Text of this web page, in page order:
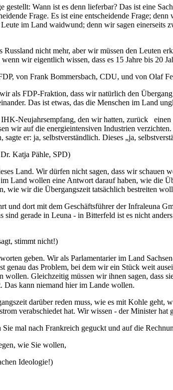
gestellt: Wann ist es denn lieferbar? Das ist eine
Frage. Es ist eine entscheidende Frage;
im Land waidwund; denn wir sagen
Russland nicht mehr, aber wir müssen den Leuten
wir eigentlich wissen, dass es 15 Jahre bis 20
von Frank Bommersbach, CDU, und von Olaf
als FDP-Fraktion, dass wir natürlich den
Das ist etwas, das die Menschen im Land
Neujahrsempfang, den wir hatten, zurück einen
wir auf die energieintensiven Industrien
er: ja, selbstverständlich. Dieses „ja,
Katja Pähle, SPD)
Land. Wir dürfen nicht sagen, dass wir
Land wollen eine Antwort darauf haben, wie die
wie wir die Übergangszeit tatsächlich bestreiten
und dort mit dem Geschäftsführer der Infraleuna
sind gerade in Leuna - in Bitterfeld ist es nicht
stimmt nicht!)
geben. Wir als Parlamentarier im Land
genau das Problem, bei dem wir ein Stück weit
Gleichzeitig müssen wir ihnen sagen, dass
Das kann niemand hier im Lande wollen.
darüber reden muss, wie es mit Kohle
verabschiedet hat. Wir wissen - der Minister
mal nach Frankreich geguckt und auf die
wie Sie wollen,
Ideologie!)